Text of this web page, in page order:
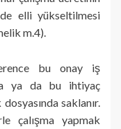
elli yükseltilmesi
m.4).
bu onay iş
ya da bu ihtiyaç
saklanır.
çalışma yapmak